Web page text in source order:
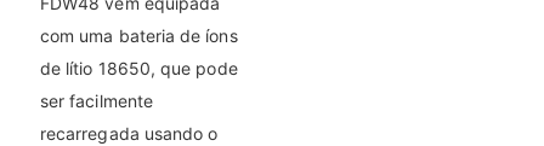
com uma bateria de íons
de lítio 18650, que pode
ser facilmente
recarregada usando o